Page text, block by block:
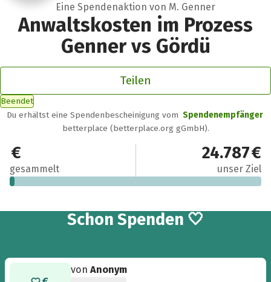
Eine Spendenaktion von M. Genner
Anwaltskosten im Prozess
Genner vs Gördü
Teilen
Beendet
Du erhältst eine Spendenbescheinigung vom Spendenempfänger
betterplace (betterplace.org gGmbH).
389 €
gesammelt
24.787 €
unser Ziel
Schon 11
Spenden 🤍
vonAnonym